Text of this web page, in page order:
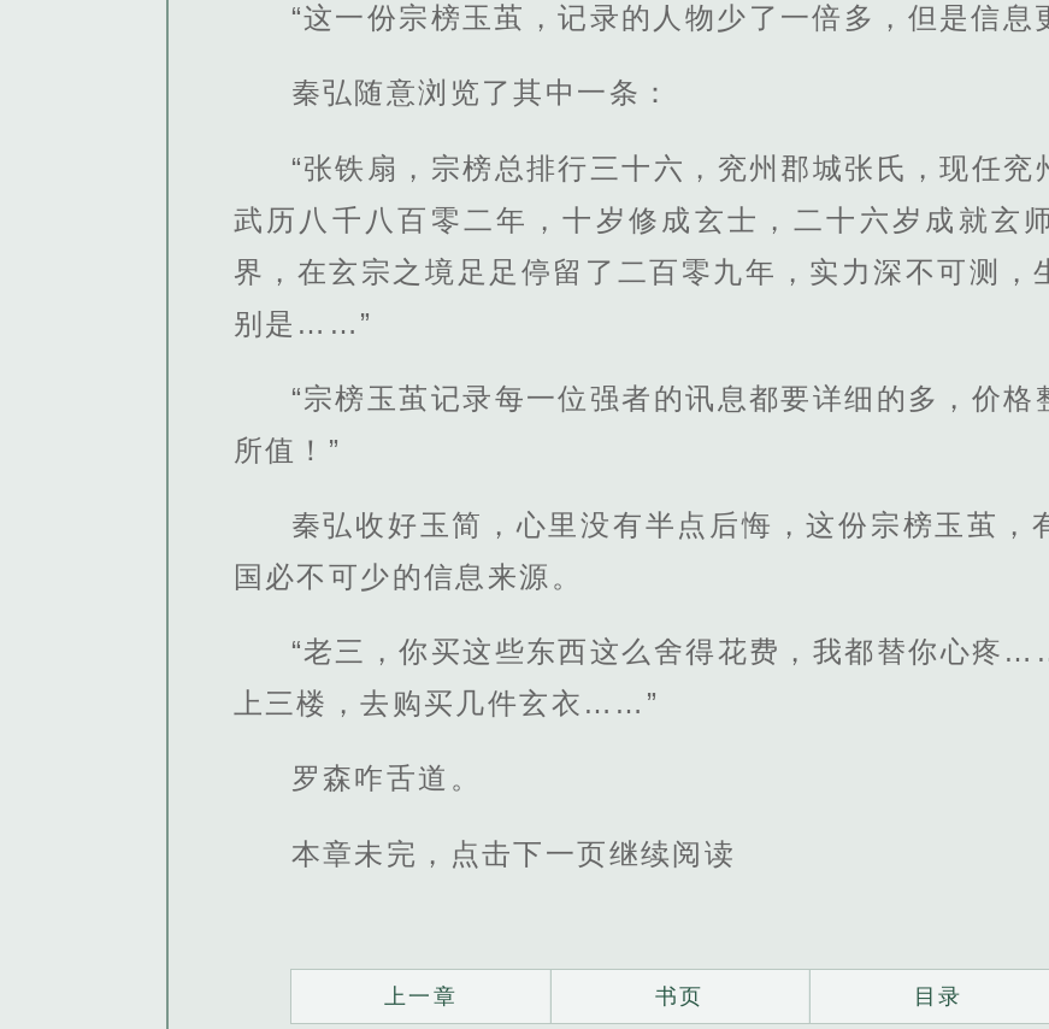
“这一份宗榜玉茧，记录的人物少了一倍多，但是信息
秦弘随意浏览了其中一条：
“张铁扇，宗榜总排行三十六，兖州郡城张氏，现任兖
武历八千八百零二年，十岁修成玄士，二十六岁成就玄
界，在玄宗之境足足停留了二百零九年，实力深不可测，
别是……”
“宗榜玉茧记录每一位强者的讯息都要详细的多，价格
所值！”
秦弘收好玉简，心里没有半点后悔，这份宗榜玉茧，
国必不可少的信息来源。
“老三，你买这些东西这么舍得花费，我都替你心疼
上三楼，去购买几件玄衣……”
罗森咋舌道。
本章未完，点击下一页继续阅读
上一章 书页 目录